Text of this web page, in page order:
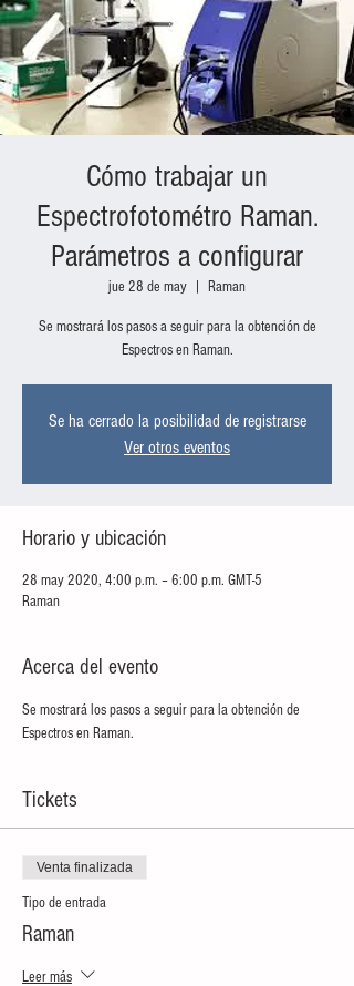
Cómo trabajar un
Espectrofotométro Raman.
Parámetros a configurar
jue 28 de may Raman
Se mostrará los pasos a seguir para la obtención de
Espectros en Raman.
Se ha cerrado la posibilidad de registrarse
Ver otros eventos
Horario y ubicación
28 may 2020, 4:00 p.m. – 6:00 p.m. GMT-5
Raman
Acerca del evento
Se mostrará los pasos a seguir para la obtención de
Espectros en Raman.
Tickets
Venta finalizada
Tipo de entrada
Raman
Leer más